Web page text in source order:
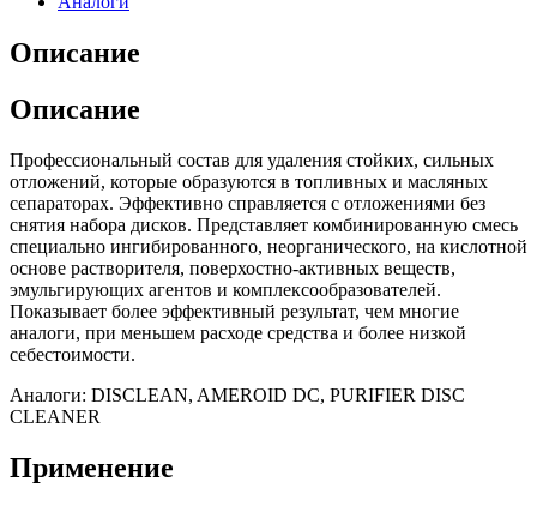
Описание
Описание
Профессиональный состав для удаления стойких, сильных
отложений, которые образуются в топливных и масляных
сепараторах. Эффективно справляется с отложениями без
снятия набора дисков. Представляет комбинированную смесь
специально ингибированного, неорганического, на кислотной
основе растворителя, поверхостно-активных веществ,
эмульгирующих агентов и комплексообразователей.
Показывает более эффективный результат, чем многие
аналоги, при меньшем расходе средства и более низкой
себестоимости.
Аналоги: DISCLEAN, AMEROID DC, PURIFIER DISC
CLEANER
Применение